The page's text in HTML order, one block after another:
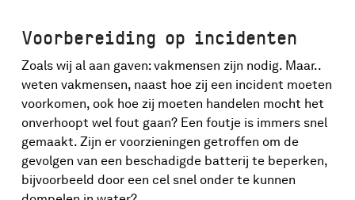
Voorbereiding op incidenten
Zoals wij al aan gaven: vakmensen zijn nodig. Maar..
weten vakmensen, naast hoe zij een incident moeten
voorkomen, ook hoe zij moeten handelen mocht het
onverhoopt wel fout gaan? Een foutje is immers snel
gemaakt. Zijn er voorzieningen getroffen om de
gevolgen van een beschadigde batterij te beperken,
bijvoorbeeld door een cel snel onder te kunnen